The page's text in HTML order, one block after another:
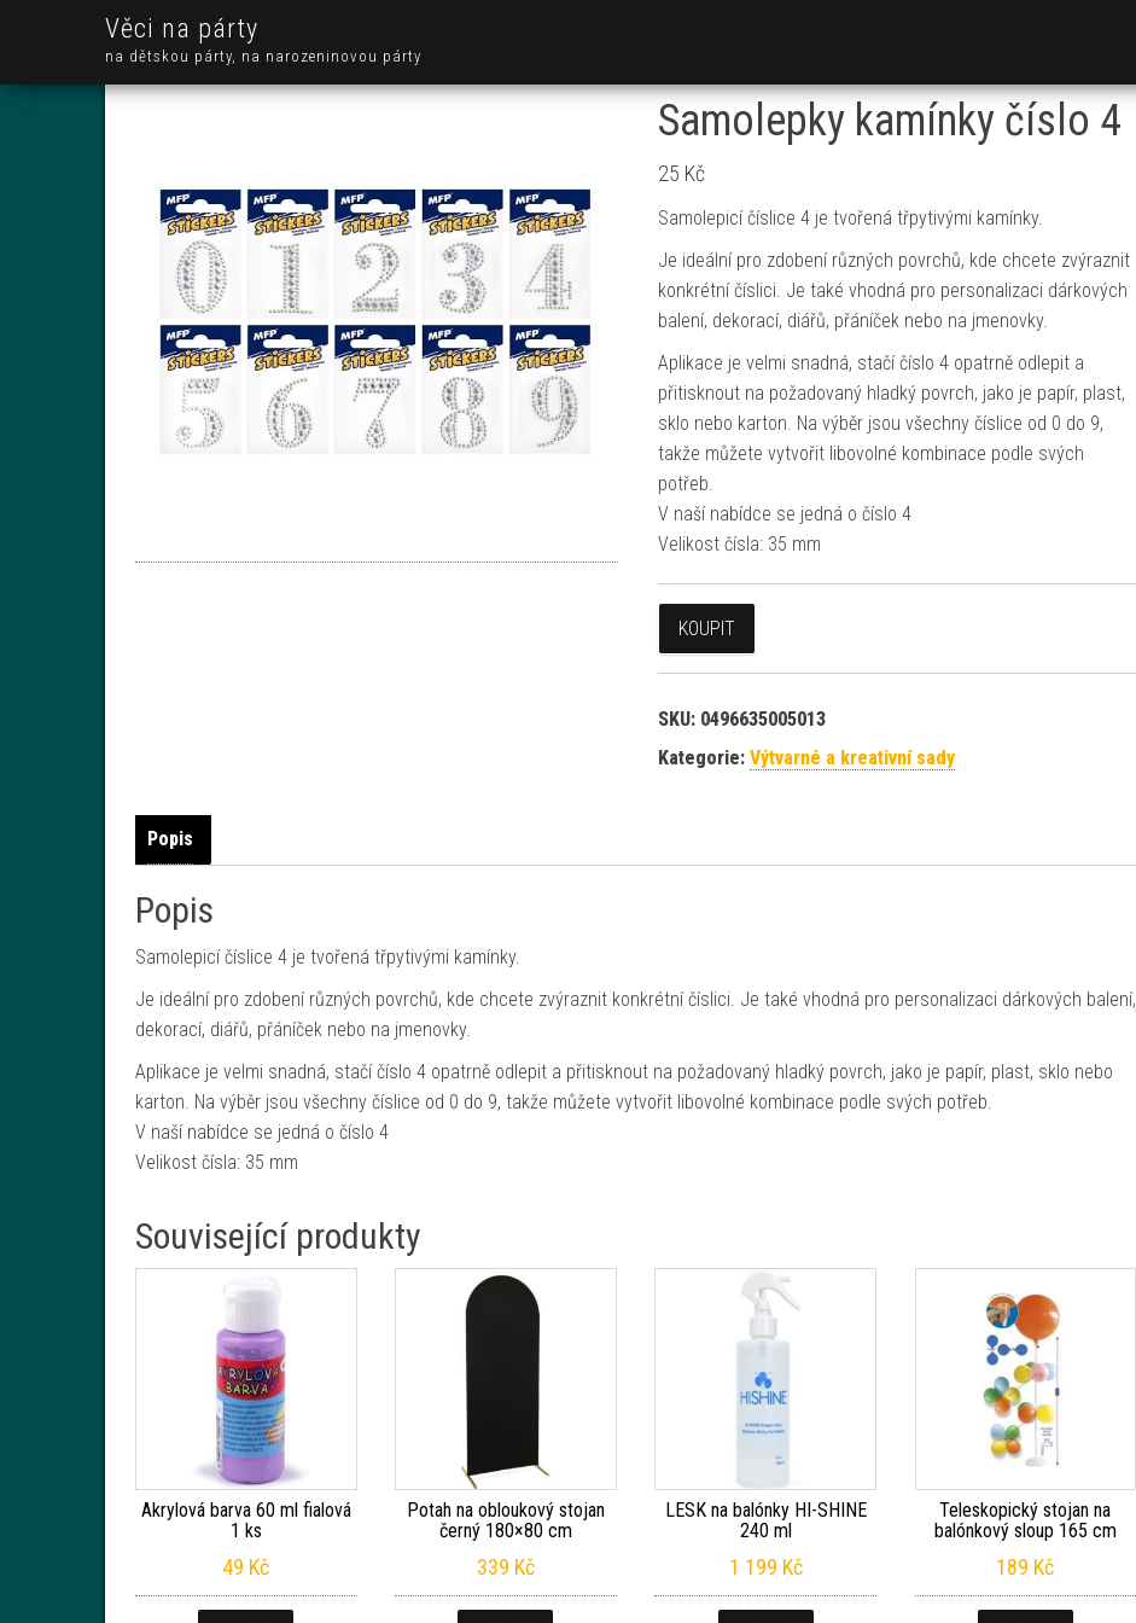
Věci na párty
na dětskou párty, na narozeninovou párty
Samolepky kamínky číslo 4
25 Kč
Samolepicí číslice 4 je tvořená třpytivými kamínky.
Je ideální pro zdobení různých povrchů, kde chcete zvýraznit
konkrétní číslici. Je také vhodná pro personalizaci dárkových
balení, dekorací, diářů, přáníček nebo na jmenovky.
Aplikace je velmi snadná, stačí číslo 4 opatrně odlepit a
přitisknout na požadovaný hladký povrch, jako je papír, plast,
sklo nebo karton. Na výběr jsou všechny číslice od 0 do 9,
takže můžete vytvořit libovolné kombinace podle svých
potřeb.
V naší nabídce se jedná o číslo 4
Velikost čísla: 35 mm
KOUPIT
SKU: 0496635005013
Kategorie: Výtvarné a kreativní sady
Popis
Popis
Samolepicí číslice 4 je tvořená třpytivými kamínky.
Je ideální pro zdobení různých povrchů, kde chcete zvýraznit konkrétní číslici. Je také vhodná pro personalizaci dárkových balení,
dekorací, diářů, přáníček nebo na jmenovky.
Aplikace je velmi snadná, stačí číslo 4 opatrně odlepit a přitisknout na požadovaný hladký povrch, jako je papír, plast, sklo nebo
karton. Na výběr jsou všechny číslice od 0 do 9, takže můžete vytvořit libovolné kombinace podle svých potřeb.
V naší nabídce se jedná o číslo 4
Velikost čísla: 35 mm
Související produkty
Akrylová barva 60 ml fialová
1 ks
49 Kč
Potah na obloukový stojan
černý 180×80 cm
339 Kč
LESK na balónky HI-SHINE
240 ml
1 199 Kč
Teleskopický stojan na
balónkový sloup 165 cm
189 Kč